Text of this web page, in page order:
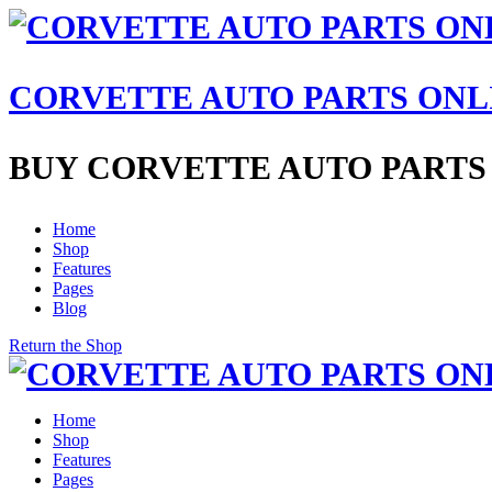
CORVETTE AUTO PARTS
BUY CORVETTE AUTO PARTS
Home
Shop
Features
Pages
Blog
Return the Shop
Home
Shop
Features
Pages